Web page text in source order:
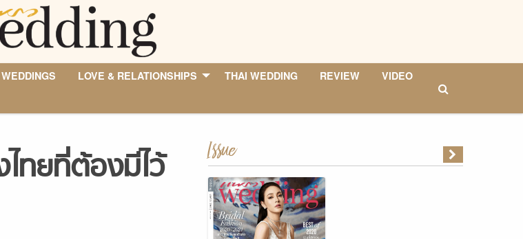
LOVE & RELATIONSHIPS THAI WEDDING REVIEW
VIDEO
ทยที่ต้องมีไว้
Issue